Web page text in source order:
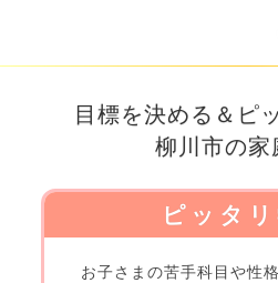
目標を決める＆ピ
柳川市の家
ピッタ
お子さまの苦手科目や性